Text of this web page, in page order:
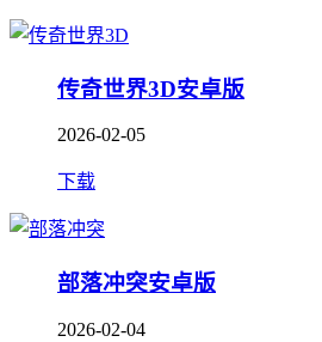
传奇世界3D安卓版
2026-02-05
下载
部落冲突安卓版
2026-02-04